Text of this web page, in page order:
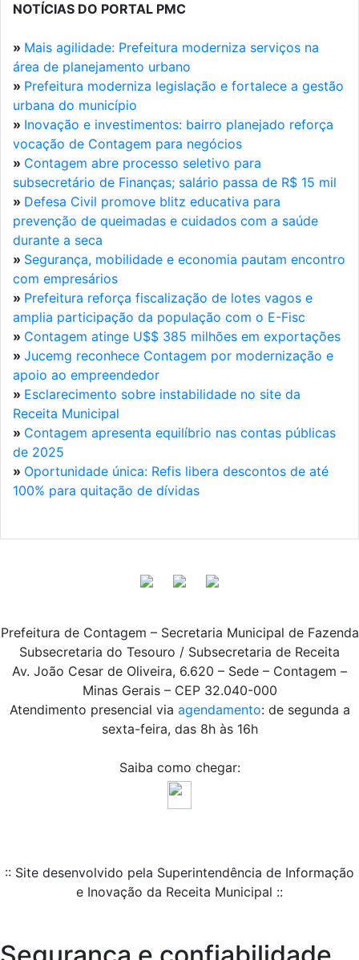
NOTÍCIAS DO PORTAL PMC
» Mais agilidade: Prefeitura moderniza serviços na
área de planejamento urbano
» Prefeitura moderniza legislação e fortalece a gestão
urbana do município
» Inovação e investimentos: bairro planejado reforça
vocação de Contagem para negócios
» Contagem abre processo seletivo para
subsecretário de Finanças; salário passa de R$ 15 mil
» Defesa Civil promove blitz educativa para
prevenção de queimadas e cuidados com a saúde
durante a seca
» Segurança, mobilidade e economia pautam encontro
com empresários
» Prefeitura reforça fiscalização de lotes vagos e
amplia participação da população com o E-Fisc
» Contagem atinge U$$ 385 milhões em exportações
» Jucemg reconhece Contagem por modernização e
apoio ao empreendedor
» Esclarecimento sobre instabilidade no site da
Receita Municipal
» Contagem apresenta equilíbrio nas contas públicas
de 2025
» Oportunidade única: Refis libera descontos de até
100% para quitação de dívidas
Prefeitura de Contagem – Secretaria Municipal de Fazenda
Subsecretaria do Tesouro / Subsecretaria de Receita
Av. João Cesar de Oliveira, 6.620 – Sede – Contagem –
Minas Gerais – CEP 32.040-000
Atendimento presencial via agendamento: de segunda a
sexta-feira, das 8h às 16h
Saiba como chegar:
:: Site desenvolvido pela Superintendência de Informação
e Inovação da Receita Municipal ::